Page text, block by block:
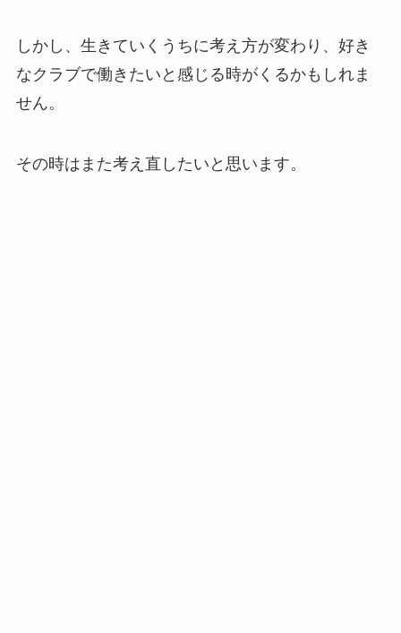
しかし、生きていくうちに考え方が変わり、好き
なクラブで働きたいと感じる時がくるかもしれま
せん。
その時はまた考え直したいと思います。